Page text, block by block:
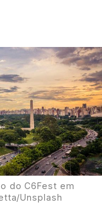
do C6Fest em
Unsplash